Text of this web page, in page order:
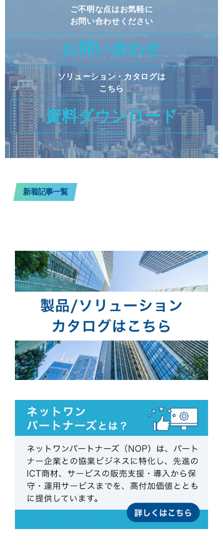
ご不明な点はお気軽に
お問い合わせください
お問い合わせ
ソリューション・カタログは
こちら
資料ダウンロード
新着記事一覧